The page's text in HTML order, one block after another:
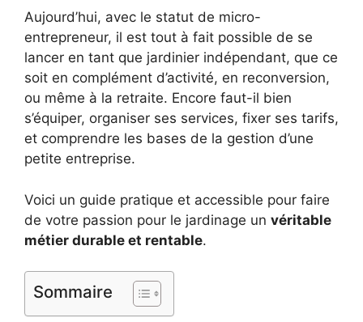
Aujourd’hui, avec le statut de micro-
entrepreneur, il est tout à fait possible de se
lancer en tant que jardinier indépendant, que ce
soit en complément d’activité, en reconversion,
ou même à la retraite. Encore faut-il bien
s’équiper, organiser ses services, fixer ses tarifs,
et comprendre les bases de la gestion d’une
petite entreprise.
Voici un guide pratique et accessible pour faire
de votre passion pour le jardinage un véritable
métier durable et rentable.
Sommaire